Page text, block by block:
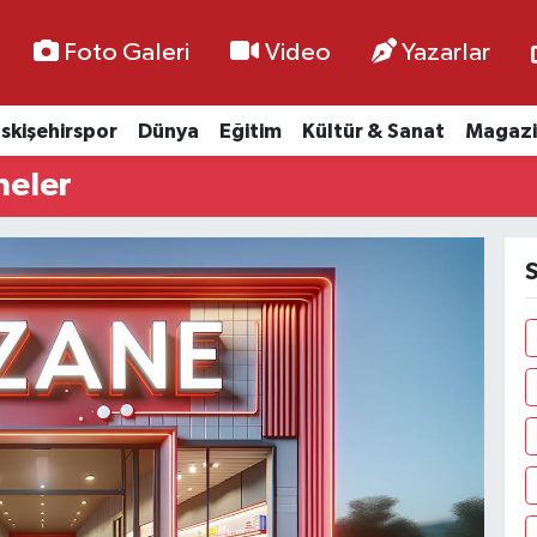
Foto Galeri Video Yazarlar
Dünya Eğitim Kültür & Sanat